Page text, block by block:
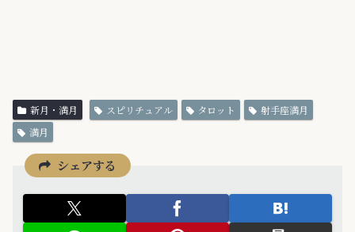
新月・満月 スピリチュアル タロット
射手座満月
満月
シェアする